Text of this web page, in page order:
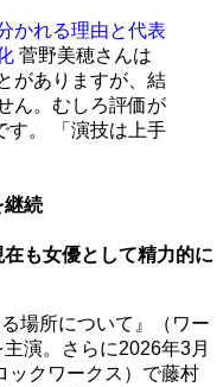
かれる理由と代表
菅野美穂さんは
がありますが、結
ん。むしろ評価が
す。 「演技は上手
継続
も女優として精力的に
場所について』（ワー
演。さらに2026年3月
ックワークス）で藤村